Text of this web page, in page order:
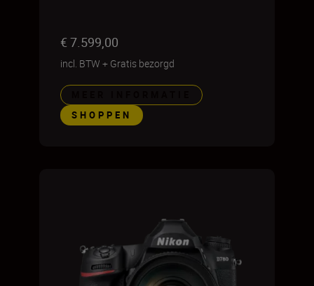
€ 7.599,00
incl. BTW + Gratis bezorgd
SHOPPEN